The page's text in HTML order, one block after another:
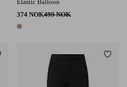
Elastic Balloon
374 NOK499 NOK
1 farge
til favoritter